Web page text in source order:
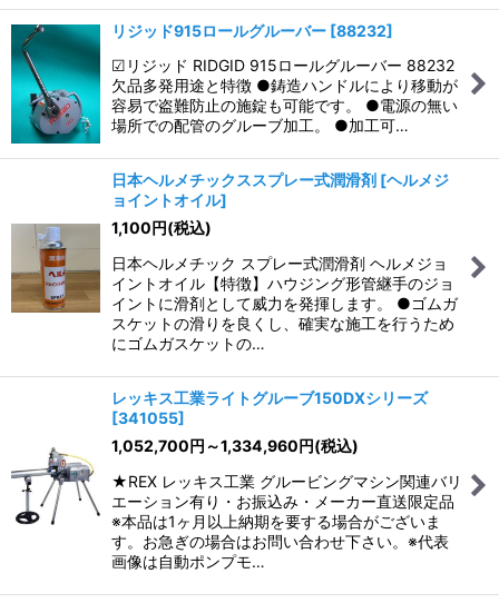
リジッド915ロールグルーバー [88232]
☑リジッド RIDGID 915ロールグルーバー 88232
欠品多発用途と特徴 ●鋳造ハンドルにより移動が
容易で盗難防止の施錠も可能です。 ●電源の無い
場所での配管のグルーブ加工。 ●加工可…
日本ヘルメチックススプレー式潤滑剤 [ヘルメジ
ョイントオイル]
1,100円(税込)
日本ヘルメチック スプレー式潤滑剤 ヘルメジョ
イントオイル【特徴】ハウジング形管継手のジョ
イントに滑剤として威力を発揮します。 ●ゴムガ
スケットの滑りを良くし、確実な施工を行うため
にゴムガスケットの…
レッキス工業ライトグルーブ150DXシリーズ
[341055]
1,052,700円 ～1,334,960円(税込)
★REX レッキス工業 グルービングマシン関連バリ
エーション有り・お振込み・メーカー直送限定品
※本品は1ヶ月以上納期を要する場合がございま
す。お急ぎの場合はお問い合わせ下さい。※代表
画像は自動ポンプモ…